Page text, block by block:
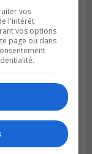
Cristal était
vos
l'intérêt
vos options
page ou dans